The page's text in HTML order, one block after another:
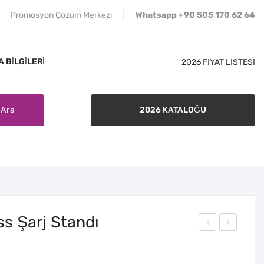
Promosyon Çözüm Merkezi Whatsapp +90 505 170 62 64
BILGILERI 2026 FİYAT LİSTESİ
Ara 2026 KATALOĞU
Şarj Standı